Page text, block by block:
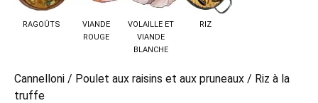
RAGOÛTS
VIANDE
ROUGE
VOLAILLE ET
VIANDE
BLANCHE
RIZ
Cannelloni / Poulet aux raisins et aux pruneaux / Riz à la
truffe